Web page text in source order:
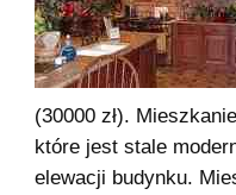
(30000 zł).
które jest stale
elewacji budynku.